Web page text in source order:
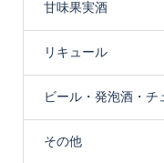
甘味果実酒
リキュール
ビール・発泡酒・
その他